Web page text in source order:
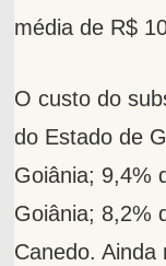
média de R$
O custo do
do Estado de
Goiânia; 9,4%
Goiânia; 8,2%
Canedo.